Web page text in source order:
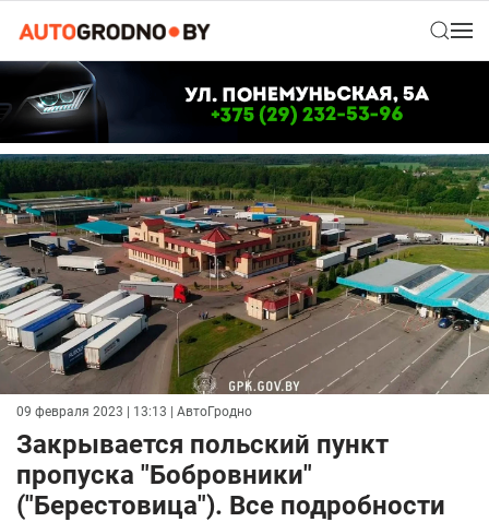
09 февраля 2023 | 13:13 | АвтоГродно
Закрывается польский пункт
пропуска "Бобровники"
("Берестовица"). Все подробности